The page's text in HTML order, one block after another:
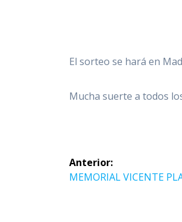
El sorteo se hará en
Mucha suerte a todos
Navegación
de
Anterior:
Entrada
MEMORIAL VICENTE